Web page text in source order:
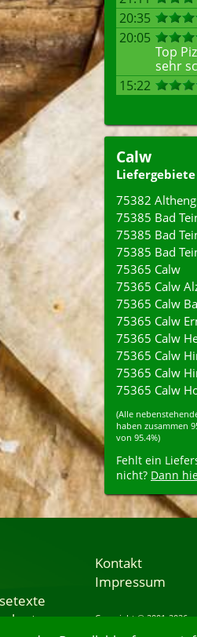
20:35
20:05
Top
sehr
15:22
Calw
75382
75385 Bad
75385 Bad
75385 Bad
75365 Calw
75365 Calw
75365 Calw
75365 Calw
75365 Calw
75365 Calw
75365 Calw
75365 Calw
(Alle
haben zusammen
von 95.4%)
Fehlt ein
nicht? Dann
Kontakt
Impressum
Copyright © 2001-2026